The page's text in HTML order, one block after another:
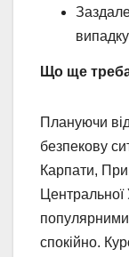
Що ще
Плануючи
безпекову
Карпати,
спокійно.